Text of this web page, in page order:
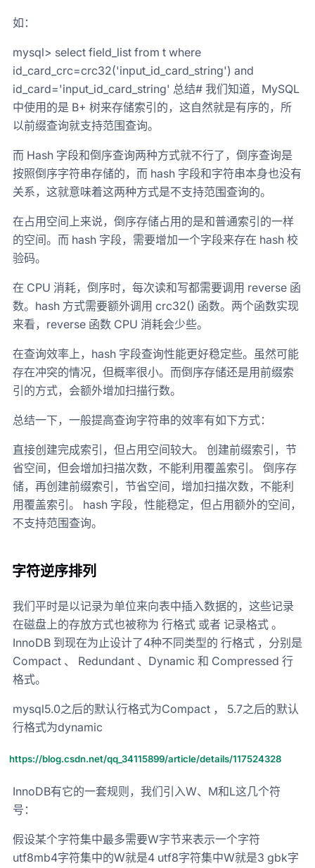
如：
mysql> select field_list from t where
id_card_crc=crc32('input_id_card_string') and
id_card='input_id_card_string' 总结# 我们知道，MySQL
中使用的是 B+ 树来存储索引的，这自然就是有序的，所
以前缀查询就支持范围查询。
而 Hash 字段和倒序查询两种方式就不行了，倒序查询是
按照倒序字符串存储的，而 hash 字段和字符串本身也没有
关系，这就意味着这两种方式是不支持范围查询的。
在占用空间上来说，倒序存储占用的是和普通索引的一样
的空间。而 hash 字段，需要增加一个字段来存在 hash 校
验码。
在 CPU 消耗，倒序时，每次读和写都需要调用 reverse 函
数。hash 方式需要额外调用 crc32() 函数。两个函数实现
来看，reverse 函数 CPU 消耗会少些。
在查询效率上，hash 字段查询性能更好稳定些。虽然可能
存在冲突的情况，但概率很小。而倒序存储还是用前缀索
引的方式，会额外增加扫描行数。
总结一下，一般提高查询字符串的效率有如下方式：
直接创建完成索引，但占用空间较大。 创建前缀索引，节
省空间，但会增加扫描次数，不能利用覆盖索引。 倒序存
储，再创建前缀索引，节省空间，增加扫描次数，不能利
用覆盖索引。 hash 字段，性能稳定，但占用额外的空间，
不支持范围查询。
字符逆序排列
我们平时是以记录为单位来向表中插入数据的，这些记录
在磁盘上的存放方式也被称为 行格式 或者 记录格式 。
InnoDB 到现在为止设计了4种不同类型的 行格式 ，分别是
Compact 、 Redundant 、Dynamic 和 Compressed 行
格式。
mysql5.0之后的默认行格式为Compact ， 5.7之后的默认
行格式为dynamic
https://blog.csdn.net/qq_34115899/article/details/117524328
InnoDB有它的一套规则，我们引入W、M和L这几个符
号：
假设某个字符集中最多需要W字节来表示一个字符
utf8mb4字符集中的W就是4 utf8字符集中W就是3 gbk字